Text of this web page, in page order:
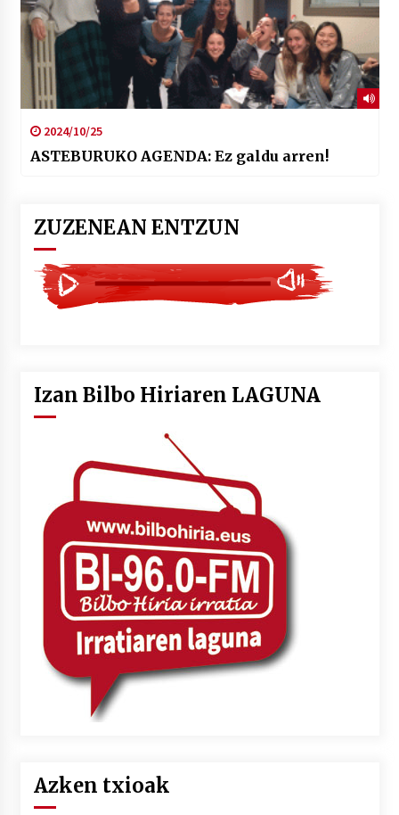
2024/10/25
ASTEBURUKO AGENDA: Ez galdu arren!
ZUZENEAN ENTZUN
Izan Bilbo Hiriaren LAGUNA
Azken txioak